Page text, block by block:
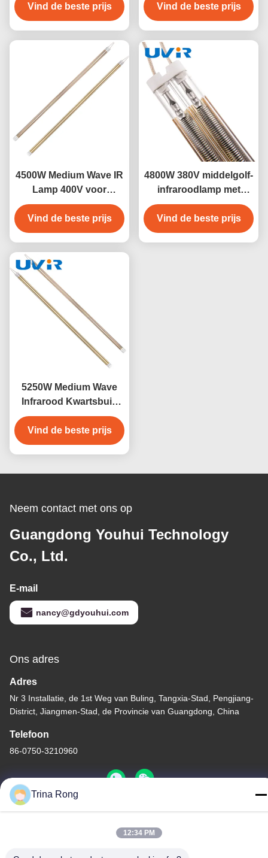
Verfdrogen
Vind de beste prijs
Vind de beste prijs
4500W Medium Wave IR
Lamp 400V voor
Oppervlakte Uitharding
Vind de beste prijs
4800W 380V middelgolf-
infraroodlamp met
kwartsbuis
Vind de beste prijs
5250W Medium Wave
Infrarood Kwartsbuis
Lamp Goud Gecoat
Vind de beste prijs
Neem contact met ons op
Guangdong Youhui Technology
Co., Ltd.
E-mail
nancy@gdyouhui.com
Ons adres
Adres
Nr 3 Installatie, de 1st Weg van Buling, Tangxia-Stad, Pengjiang-
District, Jiangmen-Stad, de Provincie van Guangdong, China
Telefoon
86-0750-3210960
China Goede kwaliteit Het Halogeenlampen van IRL Auteursrecht
© -2026 Guangdong Youhui Technology Co., Ltd. Alle rechten
Trina Rong
12:34 PM